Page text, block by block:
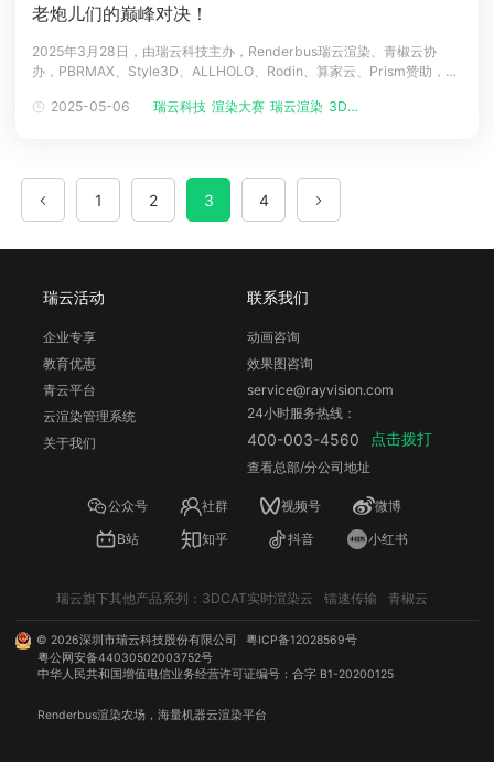
老炮儿们的巅峰对决！
2025年3月28日，由瑞云科技主办，Renderbus瑞云渲染、青椒云协
办，PBRMAX、Style3D、ALLHOLO、Rodin、算家云、Prism赞助，全
典礼在Renderbus瑞云渲染B站官方直播间圆满结束，最终获奖结果出炉
2025-05-06 瑞云科技 渲染大赛 瑞云渲染 3D渲染挑战...
1 2 3 4
瑞云活动
企业专享
教育优惠
青云平台
云渲染管理系统
关于我们
联系我们
动画咨询
效果图咨询
service@rayvision.com
24小时服务热线：
400-003-4560 点击拨打
查看总部/分公司地址
公众号 社群 视频号
微博
B站
知乎 抖音 小红书
瑞云旗下其他产品系列： 3DCAT实时渲染云 镭速传输 青椒云
© 2026深圳市瑞云科技股份有限公司
粤ICP备12028569号
粤公网安备44030502003752号
中华人民共和国增值电信业务经营许可证编号：合字 B1-20200125
Renderbus渲染农场 ，海量机器云渲染平台